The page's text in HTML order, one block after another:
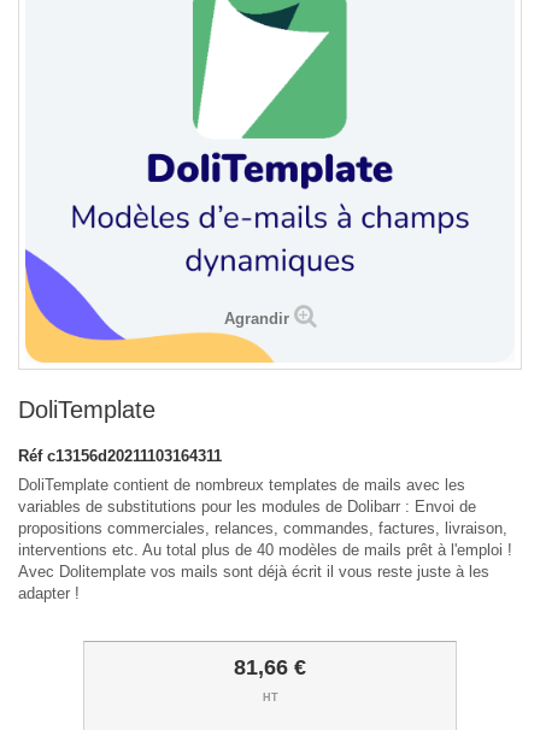
Agrandir
DoliTemplate
Réf c13156d20211103164311
DoliTemplate contient de nombreux templates de mails avec les
variables de substitutions pour les modules de Dolibarr : Envoi de
propositions commerciales, relances, commandes, factures, livraison,
interventions etc. Au total plus de 40 modèles de mails prêt à l'emploi !
Avec Dolitemplate vos mails sont déjà écrit il vous reste juste à les
adapter !
81,66 €
HT